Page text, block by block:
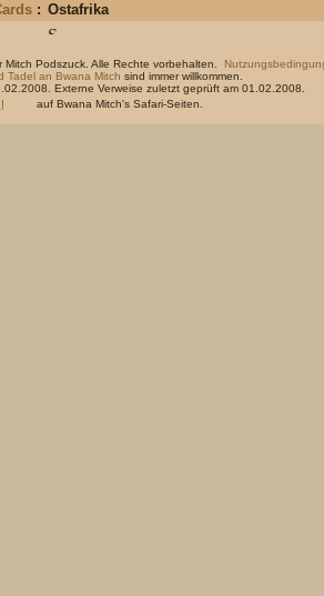
: Ostafrika
Podszuck. Alle Rechte vorbehalten.
Tadel an Bwana Mitch sind immer willkommen.
Externe Verweise zuletzt geprüft am 01.02.2008.
auf Bwana Mitch's Safari-Seiten.